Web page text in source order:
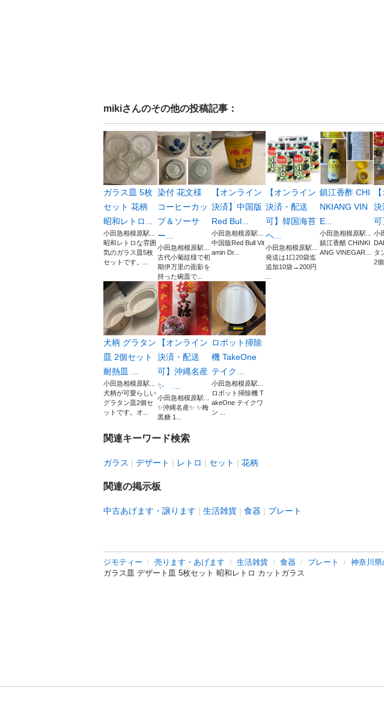
mikiさんのその他の投稿記事：
ガラス皿 5枚
セット 花柄
昭和レトロ...
小田急相模原駅...
昭和レトロな雰囲
気のガラス皿5枚
セットです。...
染付 花文様
コーヒーカッ
プ＆ソーサ
ー...
小田急相模原駅...
古代小菊紋様で初
期伊万里の面影を
持った碗皿で...
【オンライン
決済】中国版
Red Bul...
小田急相模原駅...
中国版Red Bull Vit
amin Dr...
【オンライン
決済・配送
可】韓国海苔
ヘ...
小田急相模原駅...
発送は1口20袋迄
追加10袋→200円
鎮江香酢 CHI
NKIANG VIN
E...
小田急相模原駅...
鎮江香醋 CHINKI
ANG VINEGAR...
決
可
小
タ
2個
犬柄 グラタン
皿 2個セット
耐熱皿 ...
小田急相模原駅...
犬柄が可愛らしい
グラタン皿2個セ
ットです。オ...
【オンライン
決済・配送
可】沖縄名産
✨ ...
小田急相模原駅...
✨沖縄名産✨ ✨梅
黒糖 1...
ロボット掃除
機 TakeOne
テイク...
小田急相模原駅...
ロボット掃除機 T
akeOne テイクワ
ン ...
関連キーワード検索
ガラス デザート レトロ セット 花柄
関連の掲示板
中古あげます・譲ります 生活雑貨 食器 プレート
ジモティー 売ります・あげます 生活雑貨 食器 プレート 神奈川県
ガラス皿 デザート皿 5枚セット 昭和レトロ カットガラス